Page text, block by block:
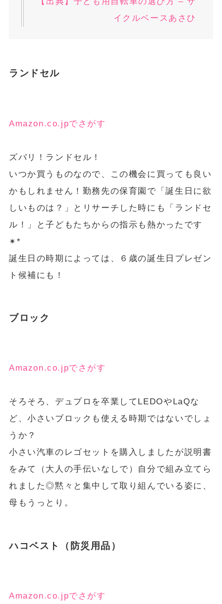
イクルベースあさひ
ランドセル
Amazon.co.jpでさがす
ズバリ！ランドセル！
いつか買うものなので、この機会に買っても良い
かもしれません！勤務先の保育園で「誕生日に欲
しいものは？」とリサーチした時にも「ランドセ
ル！」と子どもたちからの指示も熱かったです
✴︎*
誕生日の時期によっては、６歳の誕生日プレゼン
ト候補にも！
ブロック
Amazon.co.jpでさがす
そろそろ、デュプロを卒業してLEDOやLaQな
ど、小さいブロックも使える時期ではないでしょ
うか？
小さい汽車のレゴセットを購入しましたが説明書
をみて（大人の手伝いなしで）自分で組み立てら
れました◎黙々と集中して取り組んでいる姿に、
母もうっとり。
ハコベスト（防災用品）
Amazon.co.jpでさがす